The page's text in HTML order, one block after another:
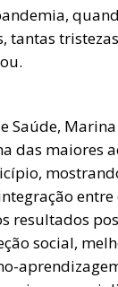
tantas
Saúde, Marina
das maiores
resultados
social,